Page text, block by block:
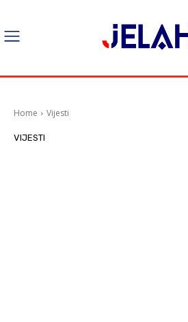
Home Vijesti
VIJESTI